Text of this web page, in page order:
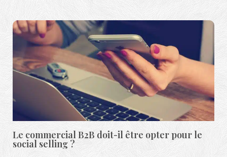
Le commercial B2B doit-il être opter pour le
social selling ?